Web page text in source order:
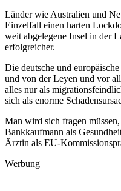
Länder wie Australien und
Einzelfall einen harten
weit abgelegene Insel in der
erfolgreicher.
Die deutsche und
und von der Leyen und vor
alles nur als
sich als enorme
Man wird sich fragen
Bankkaufmann als
Ärztin als EU-
Werbung